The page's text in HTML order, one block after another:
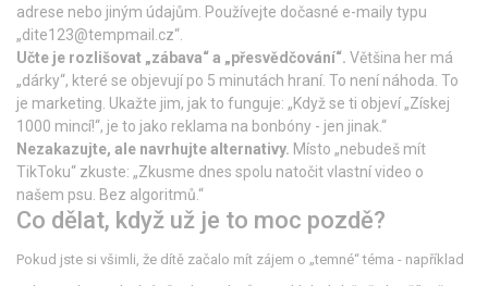
adrese nebo jiným údajům. Používejte dočasné e-maily typu
„dite123@tempmail.cz“.
Učte je rozlišovat „zábava“ a „přesvědčování“. Většina her má
„dárky“, které se objevují po 5 minutách hraní. To není náhoda. To
je marketing. Ukažte jim, jak to funguje: „Když se ti objeví „Získej
1000 mincí!“, je to jako reklama na bonbóny - jen jinak.“
Nezakazujte, ale navrhujte alternativy. Místo „nebudeš mít
TikToku“ zkuste: „Zkusme dnes spolu natočit vlastní video o
našem psu. Bez algoritmů.“
Co dělat, když už je to moc pozdě?
Pokud jste si všimli, že dítě začalo mít zájem o „temné“ téma - například